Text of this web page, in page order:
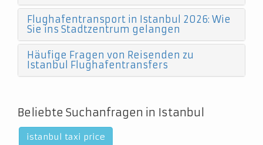
Flughafentransport in Istanbul 2026: Wie
Sie ins Stadtzentrum gelangen
Häufige Fragen von Reisenden zu
Istanbul Flughafentransfers
Beliebte Suchanfragen in Istanbul
istanbul taxi price